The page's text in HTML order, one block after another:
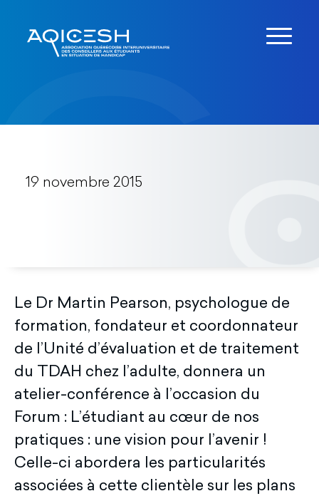
19 novembre 2015
Le Dr Martin Pearson, psychologue de
formation, fondateur et coordonnateur
de l’Unité d’évaluation et de traitement
du TDAH chez l’adulte, donnera un
atelier-conférence à l’occasion du
Forum : L’étudiant au cœur de nos
pratiques : une vision pour l’avenir !
Celle-ci abordera les particularités
associées à cette clientèle sur les plans